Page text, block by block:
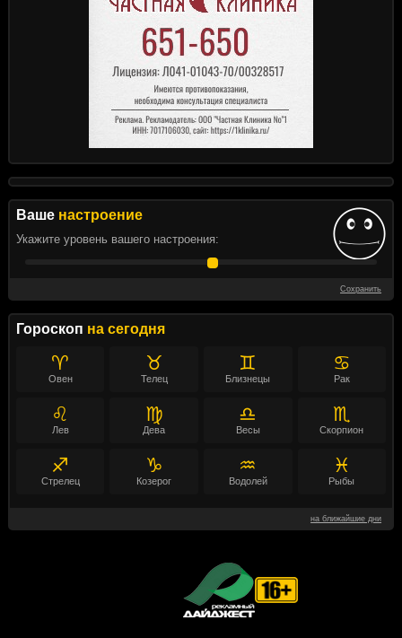
Ваше настроение
Укажите уровень вашего настроения:
Сохранить
Гороскоп на сегодня
♈
Овен
♉
Телец
♊
Близнецы
♋
Рак
♌
Лев
♍
Дева
♎
Весы
♏
Скорпион
♐
Стрелец
♑
Козерог
♒
Водолей
♓
Рыбы
на ближайшие дни